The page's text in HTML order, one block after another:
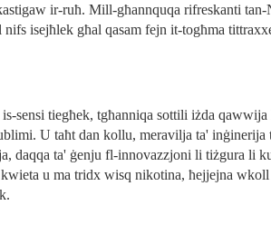
ir-ruħ. Mill-għannquqa rifreskanti tan-
isejħlek għal qasam fejn it-togħma
sensi tiegħek, tgħanniqa sottili iżda
U taħt dan kollu, meravilja ta' inġinerija
daqqa ta' ġenju fl-innovazzjoni li tiżgura li
u ma tridx wisq nikotina, ħejjejna